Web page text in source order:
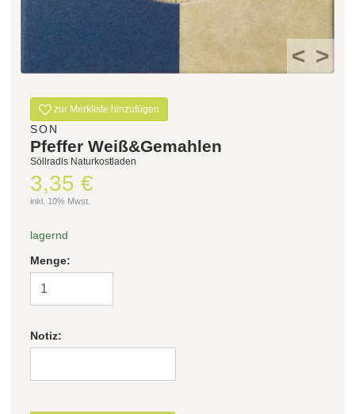
< >
zur Merkliste hinzufügen
SON
Pfeffer Weiß&Gemahlen
Söllradls Naturkostladen
3,35 €
inkl. 10% Mwst.
lagernd
Menge:
Notiz: